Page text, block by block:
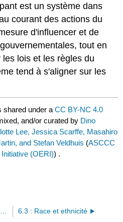
est un système dans
courant des actions du
d'influencer et de
tout en
lois et les règles du
tend à s'aligner sur les
shared under aCC BY-NC 4.0
and/or curated by Dino
Lee, Jessica Scarffe, Masahiro
and Stefan Veldhuis (ASCCC
(OERI)) .
6.1 : Introduction à l'identité politique 6.3 : Race et ethnicité